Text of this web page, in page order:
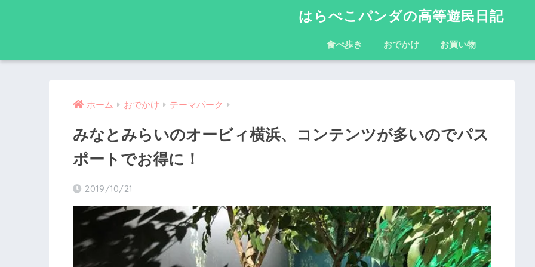
はらぺこパンダの高等遊民日記
食べ歩き おでかけ お買い物
ホーム おでかけ テーマパーク
みなとみらいのオービィ横浜、コンテンツが多いのでパス
ポートでお得に！
2019/10/21